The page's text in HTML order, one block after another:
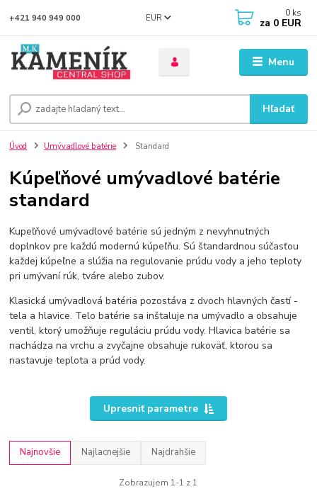
Menu
EUR
Hľadať
+421 940 949 000 0 ks
za 0 EUR
Úvod Umývadlové batérie Standard
Kúpeľňové umývadlové batérie
standard
Kupeľňové umývadlové batérie sú jedným z nevyhnutných
doplnkov pre každú modernú kúpeľňu. Sú štandardnou súčasťou
každej kúpeľne a slúžia na regulovanie prúdu vody a jeho teploty
pri umývaní rúk, tváre alebo zubov.
Klasická umývadlová batéria pozostáva z dvoch hlavných častí -
tela a hlavice. Telo batérie sa inštaluje na umývadlo a obsahuje
ventil, ktorý umožňuje reguláciu prúdu vody. Hlavica batérie sa
nachádza na vrchu a zvyčajne obsahuje rukoväť, ktorou sa
nastavuje teplota a prúd vody.
Upresniť parametre
Najnovšie Najlacnejšie Najdrahšie
Zobrazujem 1-1 z 1